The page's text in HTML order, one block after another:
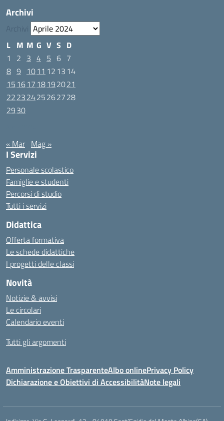
Archivi
Archivi
L M M G V S D
1
2 3 4 5 6 7
8 9 1011 12 13 14
15 1617 18192021
22232425262728
2930
« Mar Mag »
I Servizi
Personale scolastico
Famiglie e studenti
Percorsi di studio
Tutti i servizi
Didattica
Offerta formativa
Le schede didattiche
I progetti delle classi
Novità
Notizie & avvisi
Le circolari
Calendario eventi
Tutti gli argomenti
Amministrazione TrasparenteAlbo onlinePrivacy Policy
Dichiarazione e Obiettivi di AccessibilitàNote legali